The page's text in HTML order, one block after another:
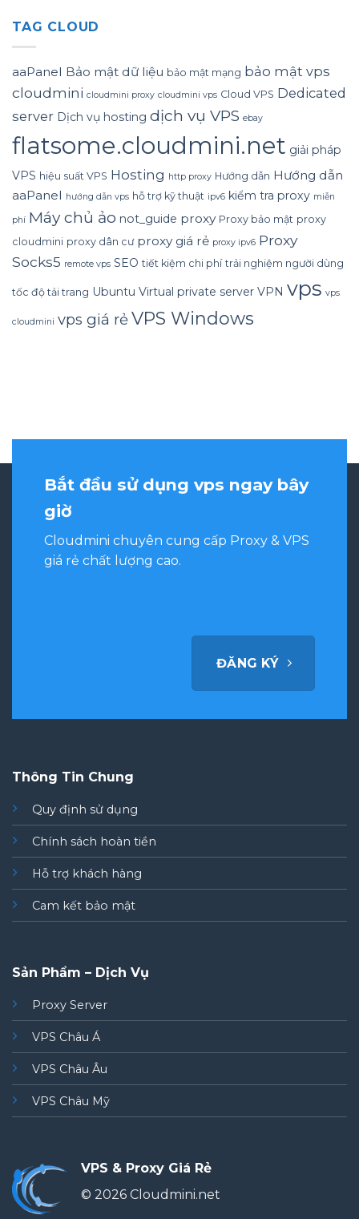
TAG CLOUD
aaPanel Bảo mật dữ liệu bảo mật mạng bảo mật vps
cloudmini cloudmini proxy cloudmini vps Cloud VPS Dedicated
server Dịch vụ hosting dịch vụ VPS ebay
flatsome.cloudmini.net giải pháp
VPS hiệu suất VPS Hosting http proxy Hướng dẫn Hướng dẫn
aaPanel hướng dẫn vps hỗ trợ kỹ thuật ipv6 kiểm tra proxy miễn
phí Máy chủ ảo not_guide proxy Proxy bảo mật proxy
cloudmini proxy dân cư proxy giá rẻ proxy ipv6 Proxy
Socks5 remote vps SEO tiết kiệm chi phí trải nghiệm người dùng
tốc độ tải trang Ubuntu Virtual private server VPN vps vps
cloudmini vps giá rẻVPS Windows
Bắt đầu sử dụng vps ngay bây
giờ
Cloudmini chuyên cung cấp Proxy & VPS
giá rẻ chất lượng cao.
ĐĂNG KÝ
Thông Tin Chung
Quy định sử dụng
Chính sách hoàn tiền
Hỗ trợ khách hàng
Cam kết bảo mật
Sản Phẩm – Dịch Vụ
Proxy Server
VPS Châu Á
VPS Châu Âu
VPS Châu Mỹ
VPS & Proxy Giá Rẻ
© 2026 Cloudmini.net